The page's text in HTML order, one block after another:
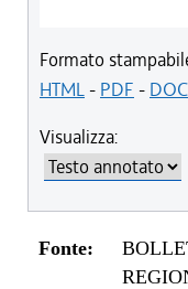
Formato
HTML- PDF - DOC
Visualizza:
Fonte: